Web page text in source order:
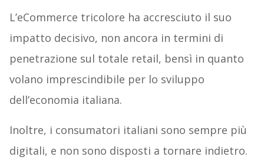
L’eCommerce tricolore ha accresciuto il suo
impatto decisivo, non ancora in termini di
penetrazione sul totale retail, bensì in quanto
volano imprescindibile per lo sviluppo
dell’economia italiana.
Inoltre, i consumatori italiani sono sempre più
digitali, e non sono disposti a tornare indietro.